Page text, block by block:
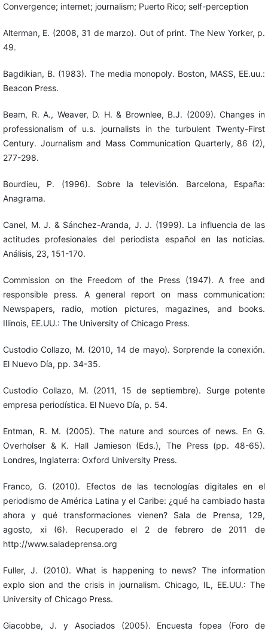
Convergence; internet; journalism; Puerto Rico; self-perception
Alterman, E. (2008, 31 de marzo). Out of print. The New Yorker, p.
49.
Bagdikian, B. (1983). The media monopoly. Boston, MASS, EE.uu.:
Beacon Press.
Beam, R. A., Weaver, D. H. & Brownlee, B.J. (2009). Changes in
professionalism of u.s. journalists in the turbulent Twenty-First
Century. Journalism and Mass Communication Quarterly, 86 (2),
277-298.
Bourdieu, P. (1996). Sobre la televisión. Barcelona, España:
Anagrama.
Canel, M. J. & Sánchez-Aranda, J. J. (1999). La influencia de las
actitudes profesionales del periodista español en las noticias.
Análisis, 23, 151-170.
Commission on the Freedom of the Press (1947). A free and
responsible press. A general report on mass communication:
Newspapers, radio, motion pictures, magazines, and books.
Illinois, EE.UU.: The University of Chicago Press.
Custodio Collazo, M. (2010, 14 de mayo). Sorprende la conexión.
El Nuevo Día, pp. 34-35.
Custodio Collazo, M. (2011, 15 de septiembre). Surge potente
empresa periodística. El Nuevo Día, p. 54.
Entman, R. M. (2005). The nature and sources of news. En G.
Overholser & K. Hall Jamieson (Eds.), The Press (pp. 48-65).
Londres, Inglaterra: Oxford University Press.
Franco, G. (2010). Efectos de las tecnologías digitales en el
periodismo de América Latina y el Caribe: ¿qué ha cambiado hasta
ahora y qué transformaciones vienen? Sala de Prensa, 129,
agosto, xi (6). Recuperado el 2 de febrero de 2011 de
http://www.saladeprensa.org
Fuller, J. (2010). What is happening to news? The information
explo sion and the crisis in journalism. Chicago, IL, EE.UU.: The
University of Chicago Press.
Giacobbe, J. y Asociados (2005). Encuesta fopea (Foro de